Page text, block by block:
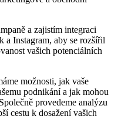
a zajistím integraci
a Instagram, aby se rozšířil
vašich potenciálních
možnosti, jak vaše
podnikání a jak mohou
provedeme analýzu
cestu k dosažení vašich